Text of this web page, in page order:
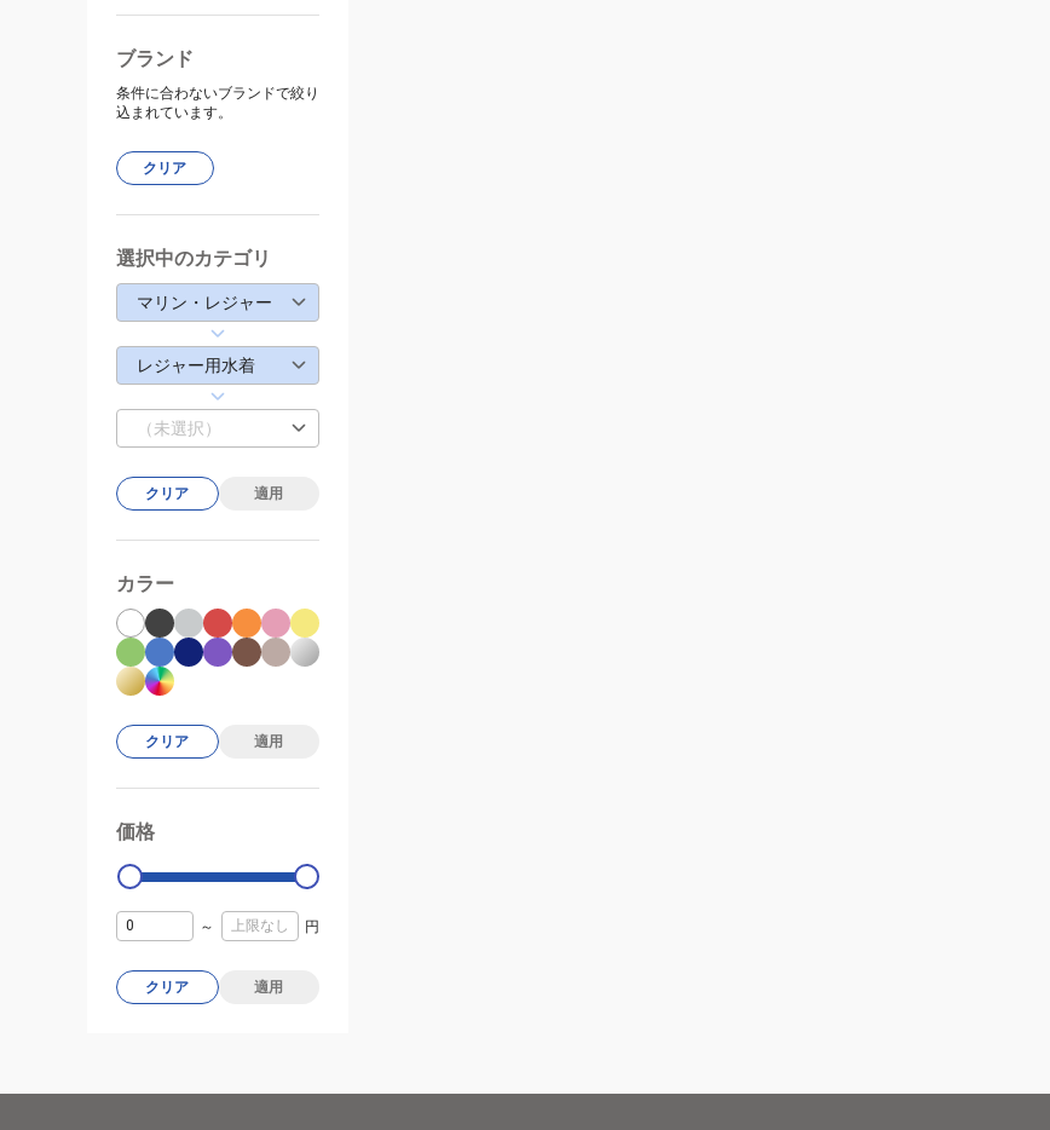
ブランド
条件に合わないブランドで絞り
込まれています。
クリア
選択中のカテゴリ
マリン・レジャー
レジャー用水着
（未選択）
クリア 適用
カラー
クリア 適用
価格
0
～ 円
クリア 適用